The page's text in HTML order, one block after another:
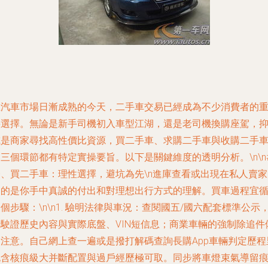
車市場日漸成熟的今天，二手車交易已經成為不少消費者的重
擇。無論是新手司機初入車型江湖，還是老司機換購座駕，抑
商家尋找高性價比資源，買二手車、求購二手車與收購二手車
個環節都有特定實操要旨。以下是關鍵維度的透明分析。
買二手車：理性選擇，避坑為先\n進庫查看或出現在私人賣
是你手中真誠的付出和對理想出行方式的理解。買車過程宜循
步驟：\n\n1.驗明法律與車況 ：查閱國五/國六配套標準公示
證歷史內容與實際底盤、VIN短信息；商業車輛的強制除追件
意。自己網上查一遍或是撥打解碼查詢長購App車輛判定歷
核痕級大并斷配置與過戶經歷極可取。同步將車燈束氣導留痕